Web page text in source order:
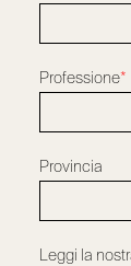
Professione*
Provincia
Leggi la